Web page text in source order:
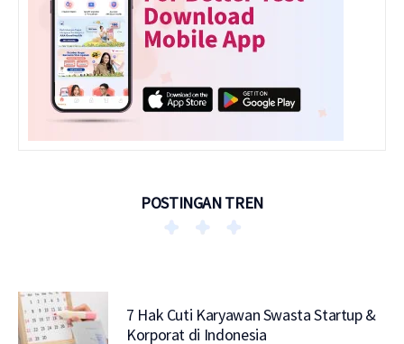
POSTINGAN TREN
7 Hak Cuti Karyawan Swasta Startup &
Korporat di Indonesia